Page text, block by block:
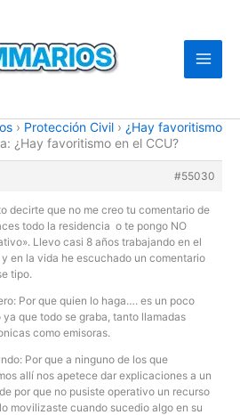
› Protección Civil › ¿Hay favoritismo
¿Hay favoritismo en el CCU?
#55030
decirte que no me creo tu comentario de
todo la residencia o te pongo NO
Llevo casi 8 años trabajando en el
en la vida he escuchado un comentario
tipo.
Por que quien lo haga…. es un poco
ya que todo se graba, tanto llamadas
como emisoras.
Por que a ninguno de los que
allí nos apetece dar explicaciones a un
por que no pusiste operativo un recurso
movilizaste cuando sucedio algo en su